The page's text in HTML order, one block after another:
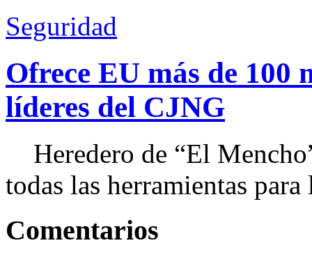
Seguridad
Ofrece EU más de 100
líderes del CJNG
Heredero de “El
todas las herramientas
Comentarios